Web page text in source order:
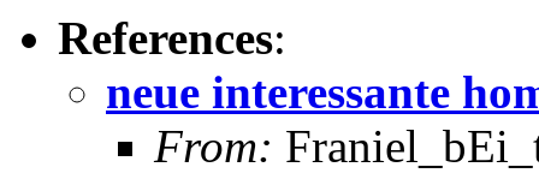
References:
neue interessante
From: